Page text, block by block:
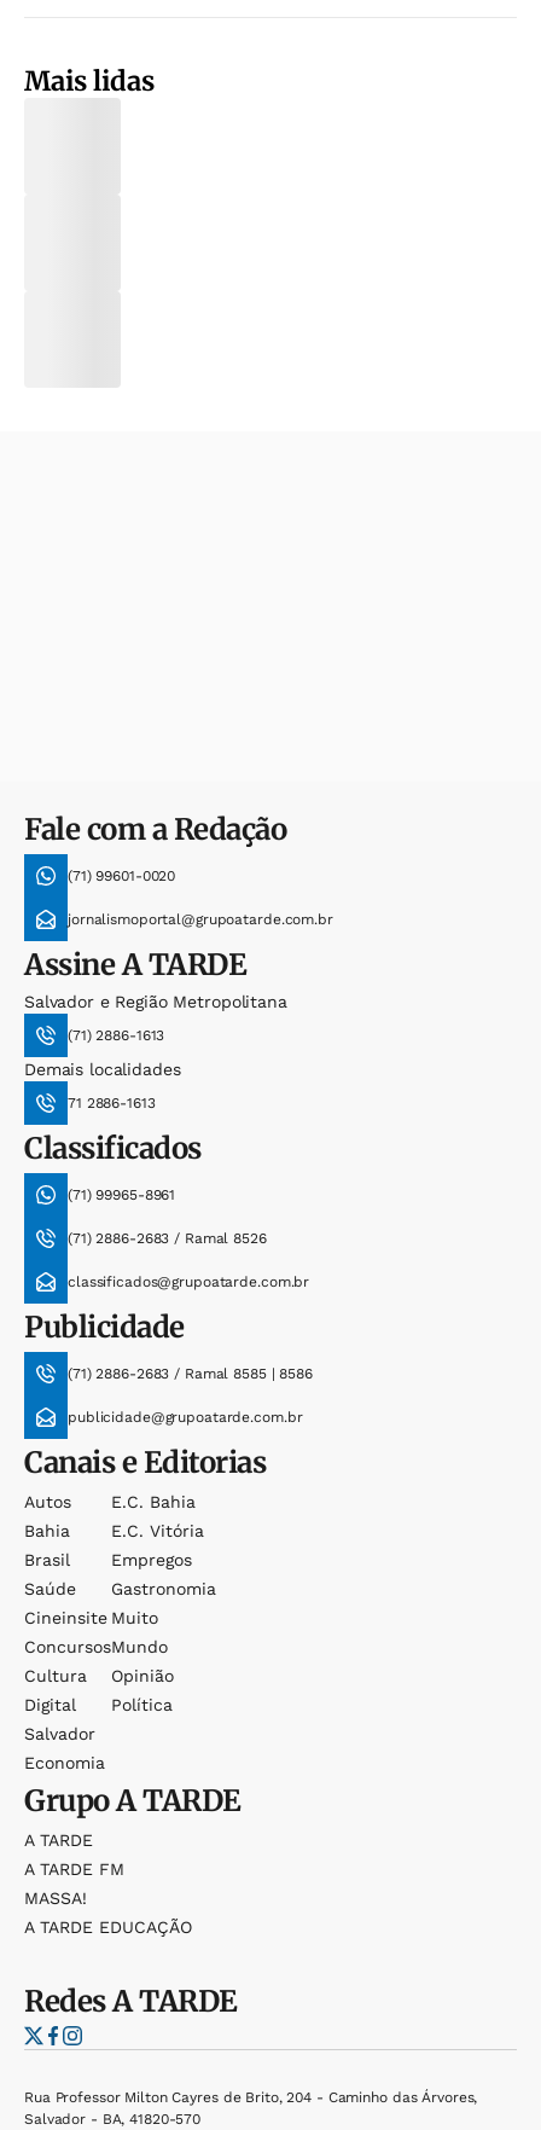
Mais lidas
Fale com a Redação
(71) 99601-0020
jornalismoportal@grupoatarde.com.br
AssineA TARDE
Salvador e Região Metropolitana
(71) 2886-1613
Demais localidades
71 2886-1613
Classificados
(71) 99965-8961
(71) 2886-2683 / Ramal 8526
classificados@grupoatarde.com.br
Publicidade
(71) 2886-2683 / Ramal 8585 | 8586
publicidade@grupoatarde.com.br
Canais e Editorias
Autos
Bahia
Brasil
Saúde
Cineinsite
Concursos
Cultura
Digital
Salvador
Economia
E.c. Bahia
E.c. Vitória
Empregos
Gastronomia
Muito
Mundo
Opinião
Política
GrupoA TARDE
A TARDE
A TARDE FM
MASSA!
A TARDE EDUCAÇÃO
RedesA TARDE
Rua Professor Milton Cayres de Brito, 204 - Caminho das Árvores,
Salvador - BA, 41820-570